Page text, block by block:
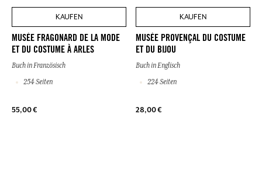
KAUFEN
MUSÉE FRAGONARD DE LA MODE
ET DU COSTUME À ARLES
Buch in Französisch
254 Seiten
55,00 €
KAUFEN
MUSÉE PROVENÇAL DU COSTUME
ET DU BIJOU
Buch in Englisch
224 Seiten
28,00 €